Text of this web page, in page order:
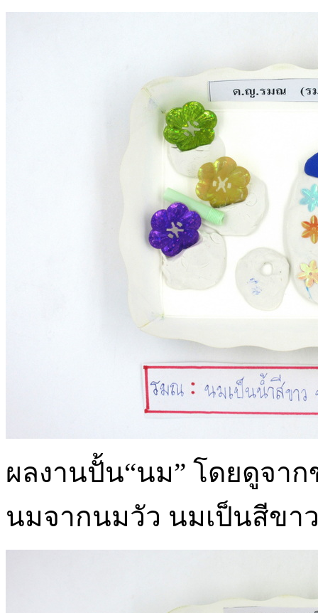
ผลงานปั้น“นม” โดยดูจา
นมจากนมวัว นมเป็นสีขา